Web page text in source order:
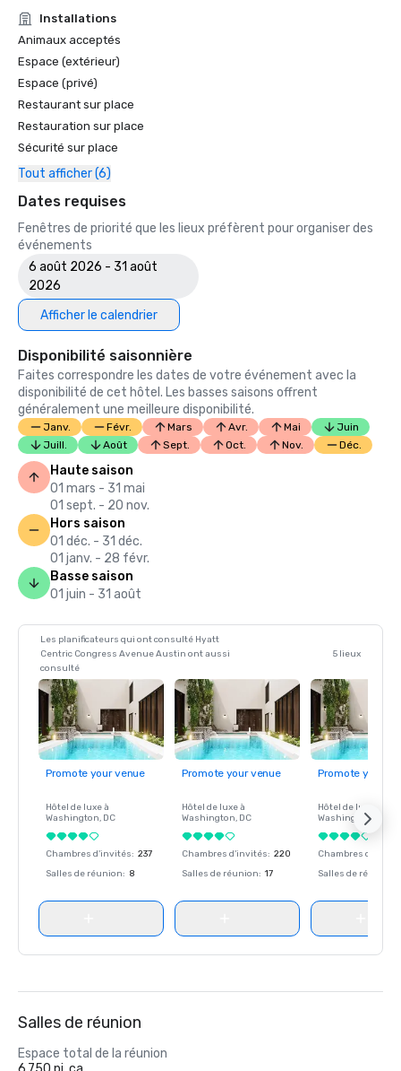
Installations
Animaux acceptés
Espace (extérieur)
Espace (privé)
Restaurant sur place
Restauration sur place
Sécurité sur place
Tout afficher (6)
Dates requises
Fenêtres de priorité que les lieux préfèrent pour organiser des
événements
6 août 2026 - 31 août
2026
Afficher le calendrier
Disponibilité saisonnière
Faites correspondre les dates de votre événement avec la
disponibilité de cet hôtel. Les basses saisons offrent
généralement une meilleure disponibilité.
Janv. Févr. Mars Avr. Mai
Juin
Juill.
Août Sept. Oct. Nov. Déc.
Haute saison
01 mars - 31 mai
01 sept. - 20 nov.
Hors saison
01 déc. - 31 déc.
01 janv. - 28 févr.
Basse saison
01 juin - 31 août
Les planificateurs qui ont consulté Hyatt
Centric Congress Avenue Austin ont aussi
consulté
5 lieux
Promote your venue
Hôtel de luxe à
Washington, DC
Chambres d'invités: 237
Salles de réunion: 8
Promote your venue
Hôtel de luxe à
Washington, DC
Chambres d'invités: 220
Salles de réunion: 17
Promote your
Hôtel de luxe à
Washington
Chambres
Salles de réunion
Salles de réunion
Espace total de la réunion